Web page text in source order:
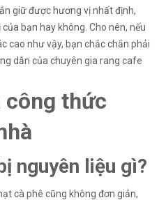
giữ được hương vị nhất định,
bạn hay không. Cho nên, nếu
cao như vậy, bạn chắc chắn phải
dẫn của chuyên gia rang cafe
công thức
nguyên liệu gì?
cà phê cũng không đơn giản,